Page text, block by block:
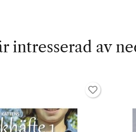
intresserad av